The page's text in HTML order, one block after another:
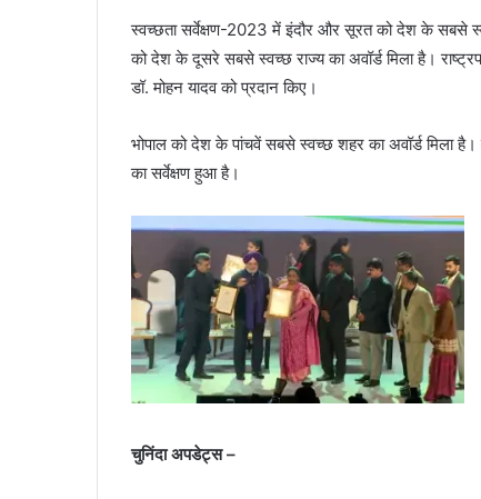
स्वच्छता सर्वेक्षण-2023 में इंदौर और सूरत को देश के सबसे
को देश के दूसरे सबसे स्वच्छ राज्य का अवॉर्ड मिला है।
डॉ. मोहन यादव को प्रदान किए।
भोपाल को देश के पांचवें सबसे स्वच्छ शहर का अवॉर्ड मिला
का सर्वेक्षण हुआ है।
चुनिंदा अपडेट्स –